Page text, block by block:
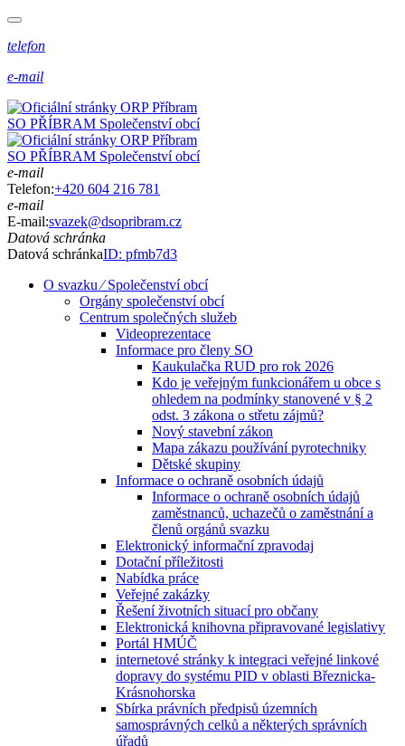
telefon
e-mail
SO PŘÍBRAM Společenství obcí
SO PŘÍBRAM Společenství obcí
e-mail
Telefon:+420 604 216 781
e-mail
E-mail:svazek@dsopribram.cz
Datová schránka
Datová schránkaID: pfmb7d3
O svazku ⁄ Společenství obcí
Orgány společenství obcí
Centrum společných služeb
Videoprezentace
Informace pro členy SO
Kaukulačka RUD pro rok 2026
Kdo je veřejným funkcionářem u obce s
ohledem na podmínky stanovené v § 2
odst. 3 zákona o střetu zájmů?
Nový stavební zákon
Mapa zákazu používání pyrotechniky
Dětské skupiny
Informace o ochraně osobních údajů
Informace o ochraně osobních údajů
zaměstnanců, uchazečů o zaměstnání a
členů orgánů svazku
Elektronický informační zpravodaj
Dotační příležitosti
Nabídka práce
Veřejné zakázky
Řešení životních situací pro občany
Elektronická knihovna připravované legislativy
Portál HMÚČ
internetové stránky k integraci veřejné linkové
dopravy do systému PID v oblasti Březnicka-
Krásnohorska
Sbírka právních předpisů územních
samosprávných celků a některých správních
úřadů